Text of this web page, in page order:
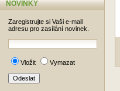
NOVINKY
Zaregistrujte si Vaši e-mail
adresu pro zasílání novinek.
Vložit Vymazat